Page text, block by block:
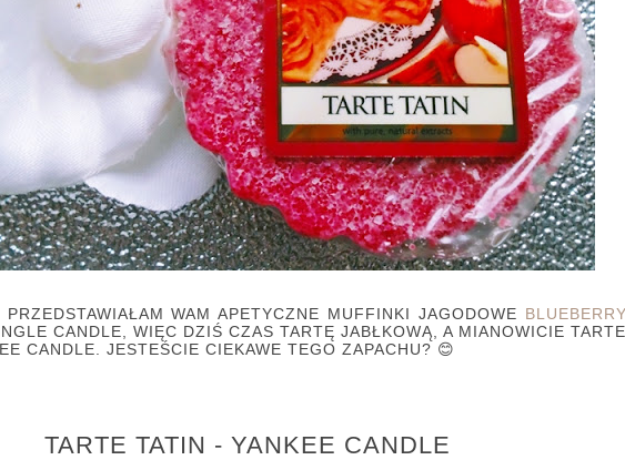
WAM APETYCZNE MUFFINKI JAGODOWE BLUEBERRY
CANDLE, WIĘC DZIŚ CZAS TARTĘ JABŁKOWĄ, A MIANOWICIE TARTE
CANDLE. JESTEŚCIE CIEKAWE TEGO ZAPACHU? 😊
TARTE TATIN - YANKEE CANDLE